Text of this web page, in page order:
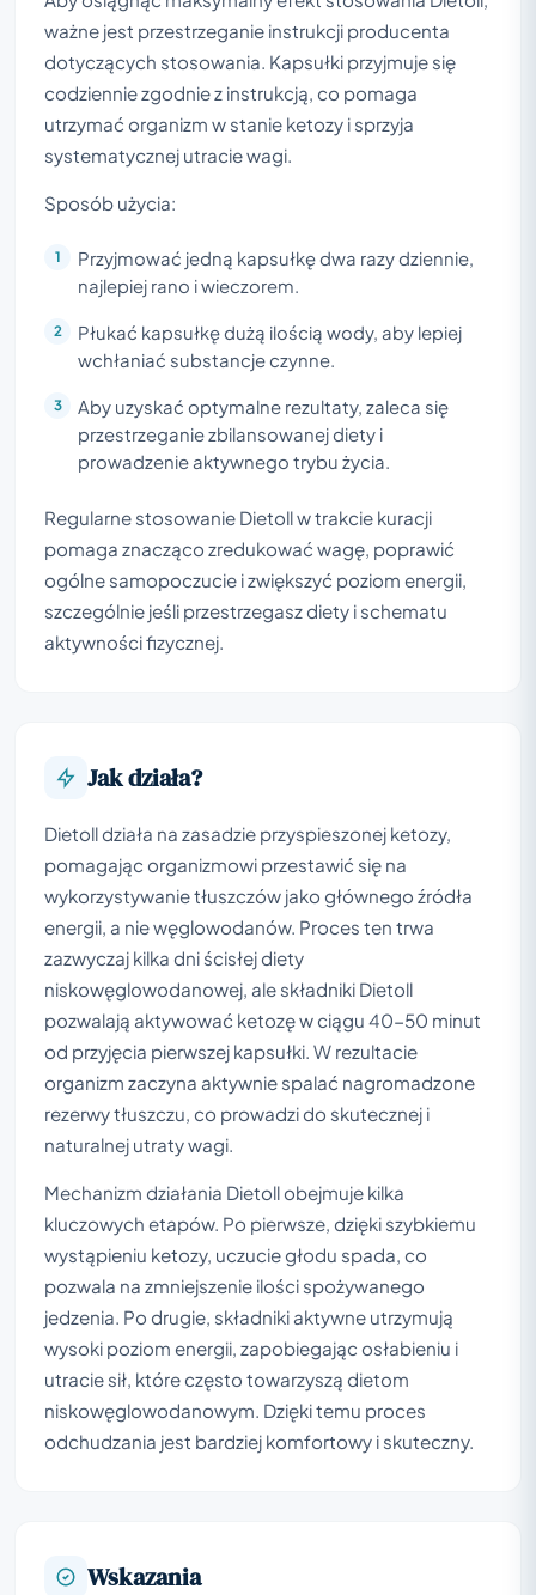
ważne jest przestrzeganie instrukcji producenta
dotyczących stosowania. Kapsułki przyjmuje się
codziennie zgodnie z instrukcją, co pomaga
utrzymać organizm w stanie ketozy i sprzyja
systematycznej utracie wagi.
Sposób użycia:
Przyjmować jedną kapsułkę dwa razy dziennie,
najlepiej rano i wieczorem.
Płukać kapsułkę dużą ilością wody, aby lepiej
wchłaniać substancje czynne.
Aby uzyskać optymalne rezultaty, zaleca się
przestrzeganie zbilansowanej diety i
prowadzenie aktywnego trybu życia.
Regularne stosowanie Dietoll w trakcie kuracji
pomaga znacząco zredukować wagę, poprawić
ogólne samopoczucie i zwiększyć poziom energii,
szczególnie jeśli przestrzegasz diety i schematu
aktywności fizycznej.
Jak działa?
Dietoll działa na zasadzie przyspieszonej ketozy,
pomagając organizmowi przestawić się na
wykorzystywanie tłuszczów jako głównego źródła
energii, a nie węglowodanów. Proces ten trwa
zazwyczaj kilka dni ścisłej diety
niskowęglowodanowej, ale składniki Dietoll
pozwalają aktywować ketozę w ciągu 40-50 minut
od przyjęcia pierwszej kapsułki. W rezultacie
organizm zaczyna aktywnie spalać nagromadzone
rezerwy tłuszczu, co prowadzi do skutecznej i
naturalnej utraty wagi.
Mechanizm działania Dietoll obejmuje kilka
kluczowych etapów. Po pierwsze, dzięki szybkiemu
wystąpieniu ketozy, uczucie głodu spada, co
pozwala na zmniejszenie ilości spożywanego
jedzenia. Po drugie, składniki aktywne utrzymują
wysoki poziom energii, zapobiegając osłabieniu i
utracie sił, które często towarzyszą dietom
niskowęglowodanowym. Dzięki temu proces
odchudzania jest bardziej komfortowy i skuteczny.
Wskazania